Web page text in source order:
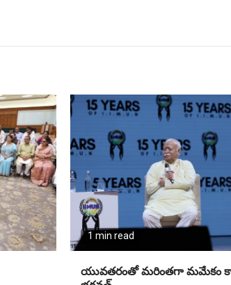
1 min read
యువతరంతో మరింతగా మమేకం